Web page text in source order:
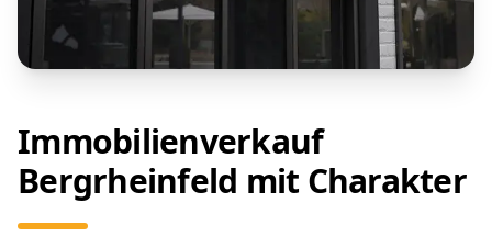
Immobilienverkauf
Bergrheinfeld mit Charakter